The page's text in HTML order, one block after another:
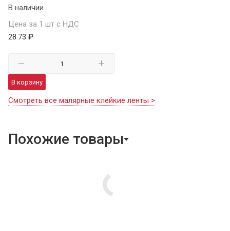
В наличии
Цена за 1 шт с НДС
28.73 ₽
В корзину
Смотреть все малярные клейкие ленты >
Похожие товары